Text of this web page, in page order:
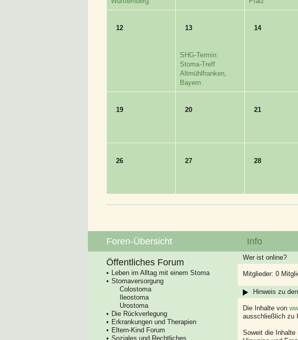
12 13
SHG-Termin:
Stoma-Treff
Altmühlfranken,
Bayern
14
19 20 21
26 27 28
Foren-Übersicht
Öffentliches Forum
Leben im Alltag mit einem Stoma
Stomaversorgung
Colostoma
Ileostoma
Urostoma
Die Rückverlegung
Erkrankungen und Therapien
Eltern-Kind Forum
Soziales und Rechtliches
Info
Wer ist online?
Mitglieder: 0
Hinweis zu
Die Inhalte von
ausschließlich zu
Soweit die Inhalte